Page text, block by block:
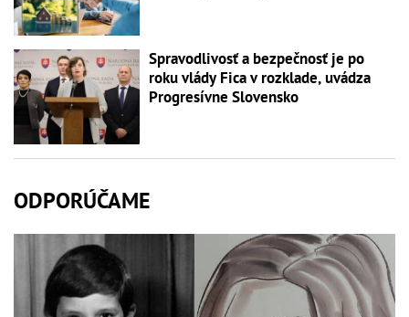
Spravodlivosť a bezpečnosť je po
roku vlády Fica v rozklade, uvádza
Progresívne Slovensko
ODPORÚČAME